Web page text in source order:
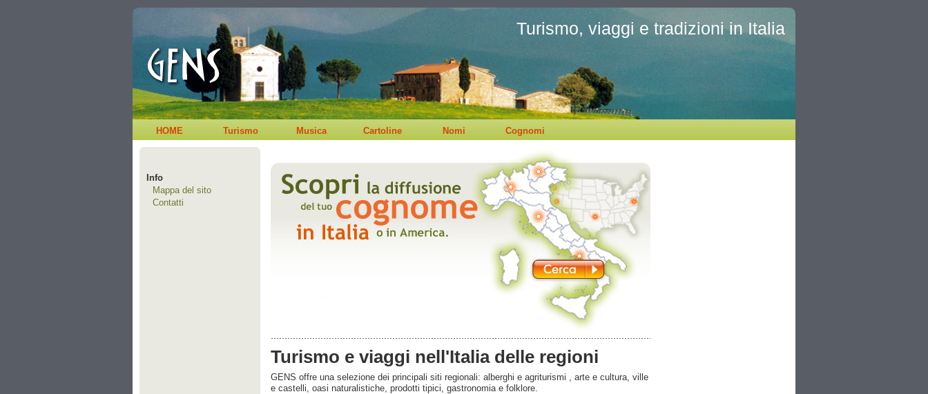
Turismo, viaggi e tradizioni in Italia
HOME Turismo Musica Cartoline Nomi Cognomi
Info
Mappa del sito
Contatti
Turismo e viaggi nell'Italia delle regioni
GENS offre una selezione dei principali siti regionali: alberghi e agriturismi , arte e cultura, ville
e castelli, oasi naturalistiche, prodotti tipici, gastronomia e folklore.